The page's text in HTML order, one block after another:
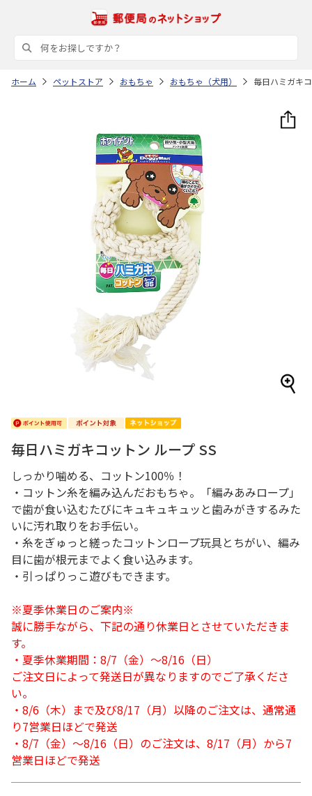
ホーム ペットストア おもちゃ おもちゃ（犬用） 毎日ハミガキ
毎日ハミガキコットン ループ SS
しっかり噛める、コットン100％！
・コットン糸を編み込んだおもちゃ。「編みあみロープ」
で歯が食い込むたびにキュキュキュッと歯みがきするみた
いに汚れ取りをお手伝い。
・糸をぎゅっと縒ったコットンロープ玩具とちがい、編み
目に歯が根元までよく食い込みます。
・引っぱりっこ遊びもできます。
※夏季休業日のご案内※
誠に勝手ながら、下記の通り休業日とさせていただきま
す。
・夏季休業期間：8/7（金）～8/16（日）
ご注文日によって発送日が異なりますのでご了承くださ
い。
・8/6（木）まで及び8/17（月）以降のご注文は、通常通
り7営業日ほどで発送
・8/7（金）～8/16（日）のご注文は、8/17（月）から7
営業日ほどで発送